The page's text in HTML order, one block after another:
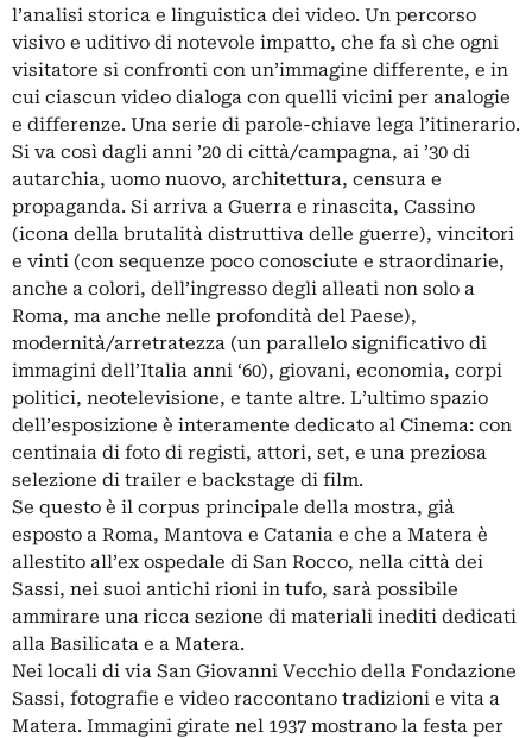
l’analisi storica e linguistica dei video. Un percorso
visivo e uditivo di notevole impatto, che fa sì che ogni
visitatore si confronti con un’immagine differente, e in
cui ciascun video dialoga con quelli vicini per analogie
e differenze. Una serie di parole-chiave lega l’itinerario.
Si va così dagli anni ’20 di città/campagna, ai ’30 di
autarchia, uomo nuovo, architettura, censura e
propaganda. Si arriva a Guerra e rinascita, Cassino
(icona della brutalità distruttiva delle guerre), vincitori
e vinti (con sequenze poco conosciute e straordinarie,
anche a colori, dell’ingresso degli alleati non solo a
Roma, ma anche nelle profondità del Paese),
modernità/arretratezza (un parallelo significativo di
immagini dell’Italia anni ‘60), giovani, economia, corpi
politici, neotelevisione, e tante altre. L’ultimo spazio
dell’esposizione è interamente dedicato al Cinema: con
centinaia di foto di registi, attori, set, e una preziosa
selezione di trailer e backstage di film.
Se questo è il corpus principale della mostra, già
esposto a Roma, Mantova e Catania e che a Matera è
allestito all’ex ospedale di San Rocco, nella città dei
Sassi, nei suoi antichi rioni in tufo, sarà possibile
ammirare una ricca sezione di materiali inediti dedicati
alla Basilicata e a Matera.
Nei locali di via San Giovanni Vecchio della Fondazione
Sassi, fotografie e video raccontano tradizioni e vita a
Matera. Immagini girate nel 1937 mostrano la festa per